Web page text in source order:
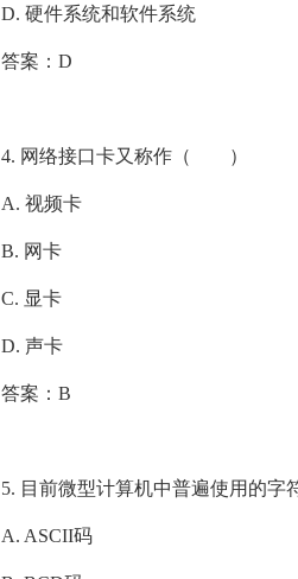
D. 硬件系统和软件系统
答案：D
4. 网络接口卡又称作（ ）
A. 视频卡
B. 网卡
C. 显卡
D. 声卡
答案：B
5. 目前微型计算机中普遍使用的
A. ASCII码